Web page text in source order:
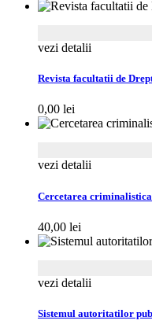
vezi detalii
Revista facultatii de
0,00 lei
vezi detalii
Cercetarea
40,00 lei
vezi detalii
Sistemul autoritatilor